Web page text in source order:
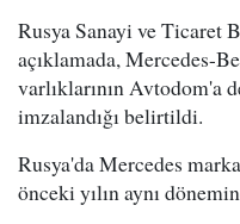
Rusya Sanayi ve Ticaret
açıklamada, Mercedes-
varlıklarının Avtodom'a
imzalandığı belirtildi.
Rusya'da Mercedes
önceki yılın aynı